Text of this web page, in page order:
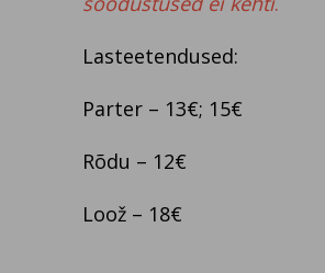
Lasteetendused:
Parter – 13€; 15€
Rõdu – 12€
Loož – 18€